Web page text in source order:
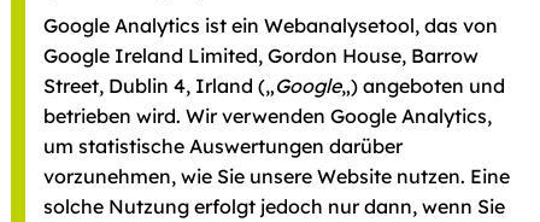
Google Analytics ist ein Webanalysetool, das von
Google Ireland Limited, Gordon House, Barrow
Street, Dublin 4, Irland („Google„) angeboten und
betrieben wird. Wir verwenden Google Analytics,
um statistische Auswertungen darüber
vorzunehmen, wie Sie unsere Website nutzen. Eine
solche Nutzung erfolgt jedoch nur dann, wenn Sie